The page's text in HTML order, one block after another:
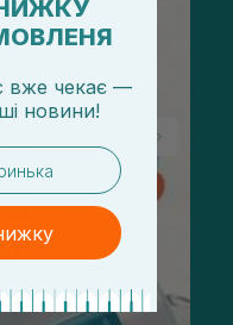
вже чекає —
новини!